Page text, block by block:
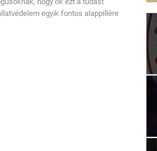
egyik fontos alappillére